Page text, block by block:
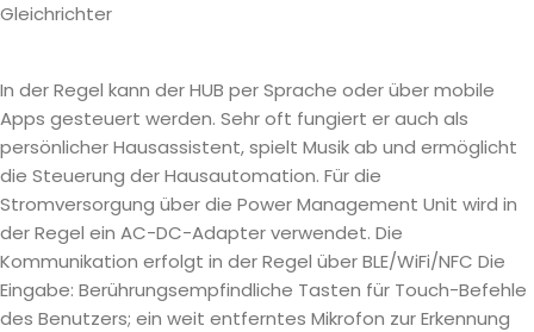
Gleichrichter
In der Regel kann der HUB per Sprache oder über mobile
Apps gesteuert werden. Sehr oft fungiert er auch als
persönlicher Hausassistent, spielt Musik ab und ermöglicht
die Steuerung der Hausautomation. Für die
Stromversorgung über die Power Management Unit wird in
der Regel ein AC-DC-Adapter verwendet. Die
Kommunikation erfolgt in der Regel über BLE/WiFi/NFC Die
Eingabe: Berührungsempfindliche Tasten für Touch-Befehle
des Benutzers; ein weit entferntes Mikrofon zur Erkennung